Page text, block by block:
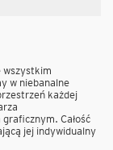
wszystkim
w niebanalne
każdej
Całość
jej indywidualny